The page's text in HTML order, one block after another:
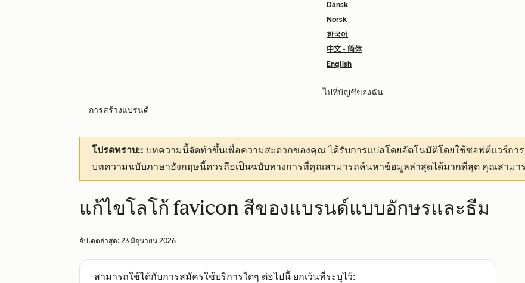
Dansk
Norsk
한국어
中文 - 简体
English
ไปที่บัญชีของฉัน
การสร้างแบรนด์
โปรดทราบ:: บทความนี้จัดทำขึ้นเพื่อความสะดวกของคุณได้รับการแปลโดยอัตโนมัติโดยใช้ซอฟต์แวร์กา
บทความฉบับภาษาอังกฤษนี้ควรถือเป็นฉบับทางการที่คุณสามารถค้นหาข้อมูลล่าสุดได้มากที่สุด คุณสามา
แก้ไขโลโก้ favicon สีของแบรนด์แบบอักษรและธีม
อัปเดตล่าสุด: 23 มิถุนายน 2026
สามารถใช้ได้กับการสมัครใช้บริการใดๆ ต่อไปนี้ ยกเว้นที่ระบุไว้: